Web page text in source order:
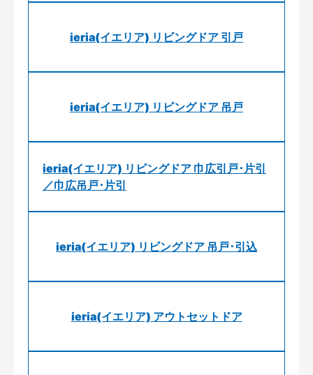
ieria(イエリア) リビングドア 引戸
ieria(イエリア) リビングドア 吊戸
ieria(イエリア) リビングドア 巾広引戸･片引
／巾広吊戸･片引
ieria(イエリア) リビングドア 吊戸･引込
ieria(イエリア) アウトセットドア